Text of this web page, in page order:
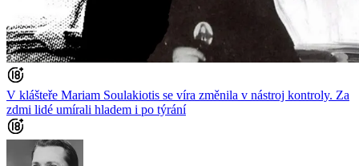
V klášteře Mariam Soulakiotis se víra změnila v nástroj kontroly. Za
zdmi lidé umírali hladem i po týrání